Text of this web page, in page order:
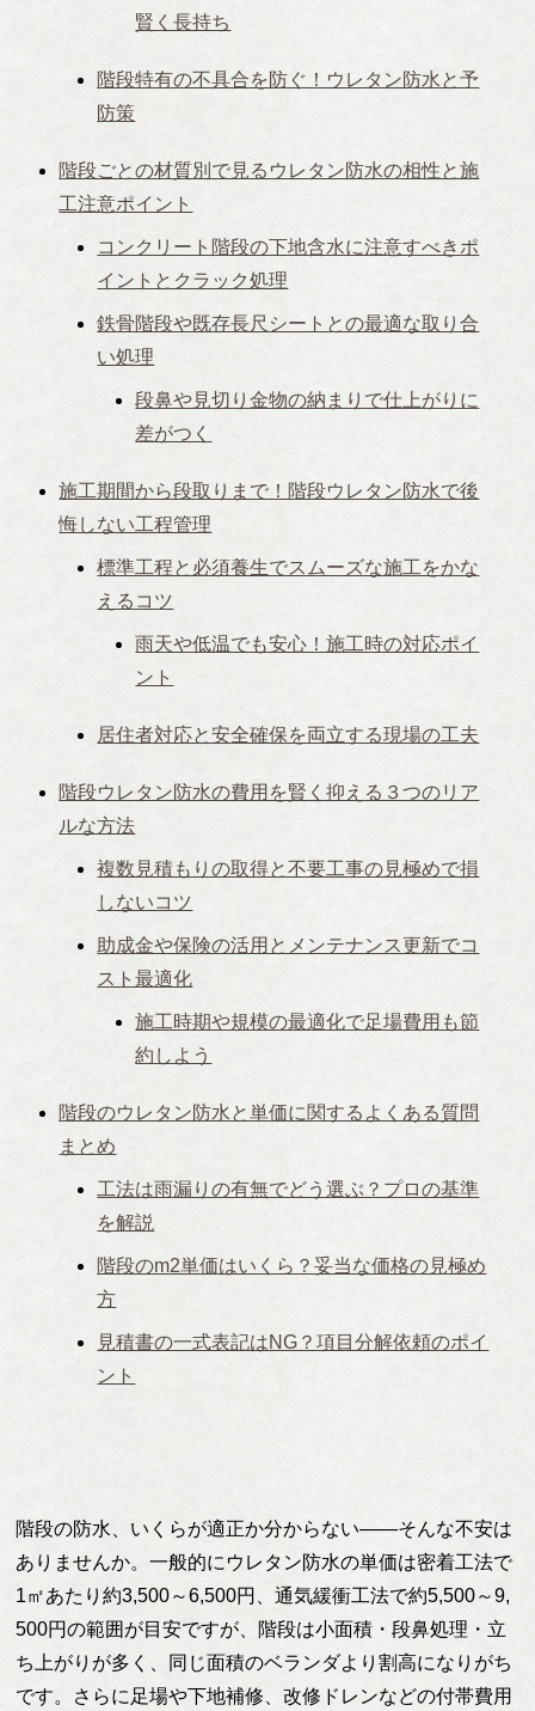
賢く長持ち
階段特有の不具合を防ぐ！ウレタン防水と予
防策
階段ごとの材質別で見るウレタン防水の相性と施
工注意ポイント
コンクリート階段の下地含水に注意すべきポ
イントとクラック処理
鉄骨階段や既存長尺シートとの最適な取り合
い処理
段鼻や見切り金物の納まりで仕上がりに
差がつく
施工期間から段取りまで！階段ウレタン防水で後
悔しない工程管理
標準工程と必須養生でスムーズな施工をかな
えるコツ
雨天や低温でも安心！施工時の対応ポイ
ント
居住者対応と安全確保を両立する現場の工夫
階段ウレタン防水の費用を賢く抑える３つのリア
ルな方法
複数見積もりの取得と不要工事の見極めで損
しないコツ
助成金や保険の活用とメンテナンス更新でコ
スト最適化
施工時期や規模の最適化で足場費用も節
約しよう
階段のウレタン防水と単価に関するよくある質問
まとめ
工法は雨漏りの有無でどう選ぶ？プロの基準
を解説
階段のm2単価はいくら？妥当な価格の見極め
方
見積書の一式表記はNG？項目分解依頼のポイ
ント
階段の防水、いくらが適正か分からない——そんな不安は
ありませんか。一般的にウレタン防水の単価は密着工法で
1㎡あたり約3,500～6,500円、通気緩衝工法で約5,500～9,
500円の範囲が目安ですが、階段は小面積・段鼻処理・立
ち上がりが多く、同じ面積のベランダより割高になりがち
です。さらに足場や下地補修、改修ドレンなどの付帯費用